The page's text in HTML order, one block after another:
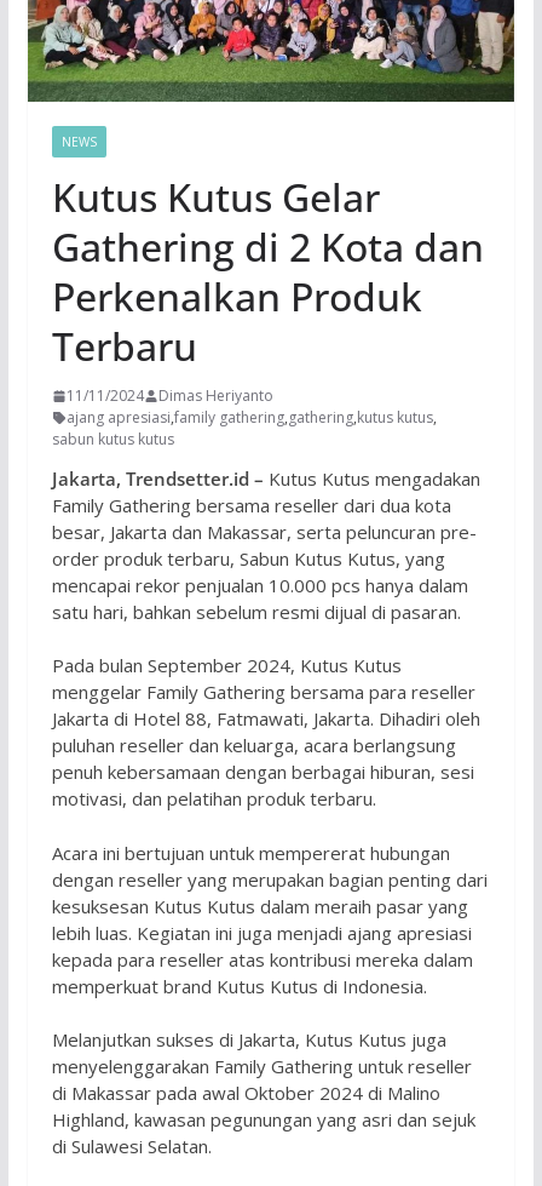
NEWS
Kutus Kutus Gelar
Gathering di 2 Kota dan
Perkenalkan Produk
Terbaru
11/11/2024
Dimas Heriyanto
ajang apresiasi,family gathering,gathering,kutus kutus,
sabun kutus kutus
Jakarta, Trendsetter.id – Kutus Kutus mengadakan
Family Gathering bersama reseller dari dua kota
besar, Jakarta dan Makassar, serta peluncuran pre-
order produk terbaru, Sabun Kutus Kutus, yang
mencapai rekor penjualan 10.000 pcs hanya dalam
satu hari, bahkan sebelum resmi dijual di pasaran.
Pada bulan September 2024, Kutus Kutus
menggelar Family Gathering bersama para reseller
Jakarta di Hotel 88, Fatmawati, Jakarta. Dihadiri oleh
puluhan reseller dan keluarga, acara berlangsung
penuh kebersamaan dengan berbagai hiburan, sesi
motivasi, dan pelatihan produk terbaru.
Acara ini bertujuan untuk mempererat hubungan
dengan reseller yang merupakan bagian penting dari
kesuksesan Kutus Kutus dalam meraih pasar yang
lebih luas. Kegiatan ini juga menjadi ajang apresiasi
kepada para reseller atas kontribusi mereka dalam
memperkuat brand Kutus Kutus di Indonesia.
Melanjutkan sukses di Jakarta, Kutus Kutus juga
menyelenggarakan Family Gathering untuk reseller
di Makassar pada awal Oktober 2024 di Malino
Highland, kawasan pegunungan yang asri dan sejuk
di Sulawesi Selatan.